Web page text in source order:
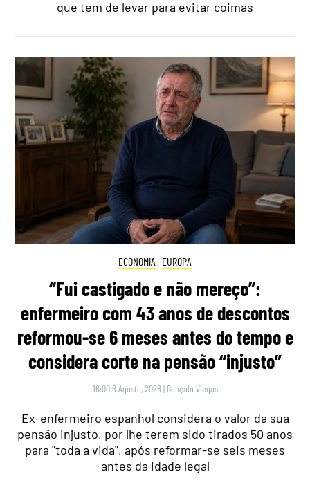
que tem de levar para evitar coimas
ECONOMIA , EUROPA
“Fui castigado e não mereço”:
enfermeiro com 43 anos de descontos
reformou-se 6 meses antes do tempo e
considera corte na pensão “injusto”
16:00 6 Agosto, 2026 | Gonçalo Viegas
Ex-enfermeiro espanhol considera o valor da sua
pensão injusto, por lhe terem sido tirados 50 anos
para "toda a vida", após reformar-se seis meses
antes da idade legal